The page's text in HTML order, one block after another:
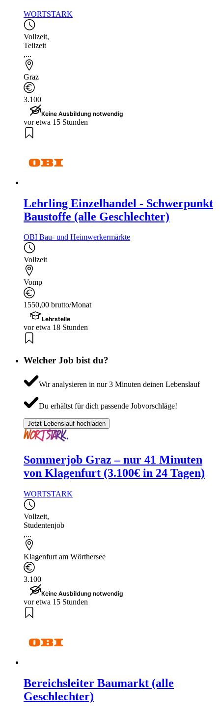
WORTSTARK
Vollzeit,
Teilzeit
,...
Graz
3.100
Keine Ausbildung notwendig
vor etwa 15 Stunden
Lehrling Einzelhandel - Schwerpunkt
Baustoffe (alle Geschlechter)
OBI Bau- und Heimwerkermärkte
Vollzeit
Vomp
1550,00 brutto/Monat
Lehrstelle
vor etwa 18 Stunden
Welcher Job bist du?
Wir analysieren in nur 3 Minuten deinen Lebenslauf
Du erhältst für dich passende Jobvorschläge!
Jetzt Lebenslauf hochladen
Sommerjob Graz – nur 41 Minuten
von Klagenfurt (3.100€ in 24 Tagen)
WORTSTARK
Vollzeit,
Studentenjob
,...
Klagenfurt am Wörthersee
3.100
Keine Ausbildung notwendig
vor etwa 15 Stunden
Bereichsleiter Baumarkt (alle
Geschlechter)